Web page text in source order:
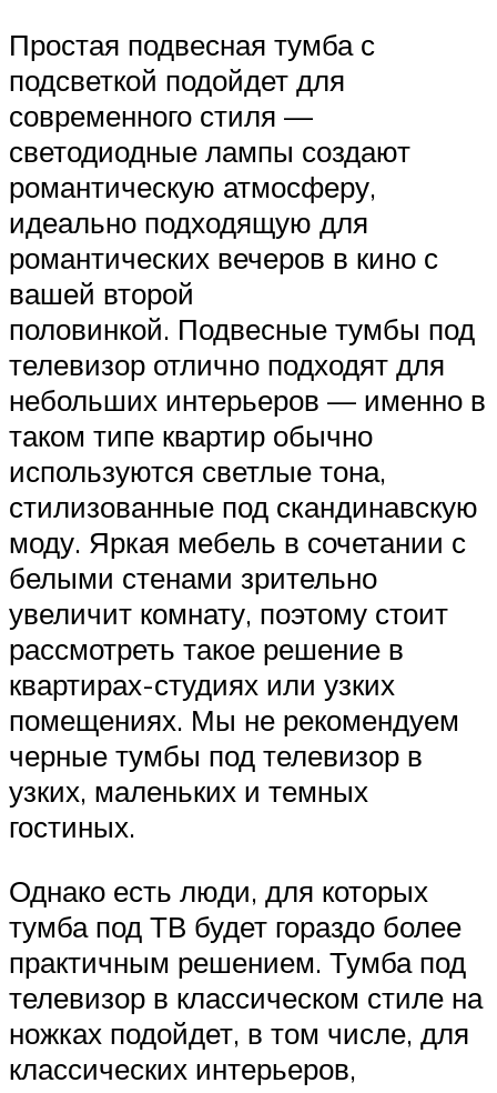
Простая подвесная тумба с
подсветкой подойдет для
современного стиля —
светодиодные лампы создают
романтическую атмосферу,
идеально подходящую для
романтических вечеров в кино с
вашей второй
половинкой. Подвесные тумбы под
телевизор отлично подходят для
небольших интерьеров — именно в
таком типе квартир обычно
используются светлые тона,
стилизованные под скандинавскую
моду. Яркая мебель в сочетании с
белыми стенами зрительно
увеличит комнату, поэтому стоит
рассмотреть такое решение в
квартирах-студиях или узких
помещениях. Мы не рекомендуем
черные тумбы под телевизор в
узких, маленьких и темных
гостиных.
Однако есть люди, для которых
тумба под ТВ будет гораздо более
практичным решением. Тумба под
телевизор в классическом стиле на
ножках подойдет, в том числе, для
классических интерьеров,